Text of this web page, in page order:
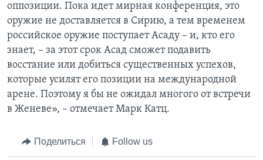
оппозиции. Пока идет мирная конференция, это
оружие не доставляется в Сирию, а тем временем
российское оружие поступает Асаду – и, кто его
знает, – за этот срок Асад сможет подавить
восстание или добиться существенных успехов,
которые усилят его позиции на международной
арене. Поэтому я бы не ожидал многого от встречи
в Женеве», – отмечает Марк Катц.
Поделиться Follow us